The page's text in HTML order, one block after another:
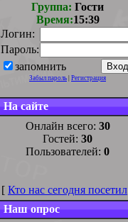
Группа: Гости
Время:15:39
Логин:
Пароль:
запомнить
Забыл пароль Регистрация
На сайте
Онлайн всего: 30
Гостей: 30
Пользователей: 0
[ Кто нас сегодня посетил
Наш опрос